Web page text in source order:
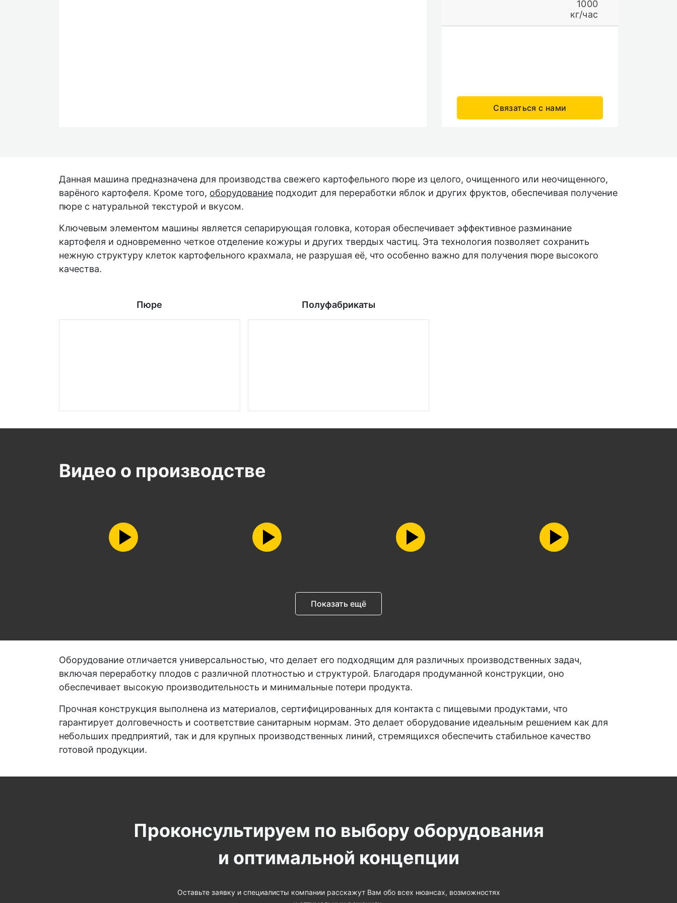
1000
кг/час
Связаться с нами
Данная машина предназначена для производства свежего картофельного пюре из целого, очищенного или неочищенного,
варёного картофеля. Кроме того, оборудование подходит для переработки яблок и других фруктов, обеспечивая получение
пюре с натуральной текстурой и вкусом.
Ключевым элементом машины является сепарирующая головка, которая обеспечивает эффективное разминание
картофеля и одновременно четкое отделение кожуры и других твердых частиц. Эта технология позволяет сохранить
нежную структуру клеток картофельного крахмала, не разрушая её, что особенно важно для получения пюре высокого
качества.
Пюре Полуфабрикаты
Видео о производстве
Показать ещё
Оборудование отличается универсальностью, что делает его подходящим для различных производственных задач,
включая переработку плодов с различной плотностью и структурой. Благодаря продуманной конструкции, оно
обеспечивает высокую производительность и минимальные потери продукта.
Прочная конструкция выполнена из материалов, сертифицированных для контакта с пищевыми продуктами, что
гарантирует долговечность и соответствие санитарным нормам. Это делает оборудование идеальным решением как для
небольших предприятий, так и для крупных производственных линий, стремящихся обеспечить стабильное качество
готовой продукции.
Проконсультируем по выбору оборудования
и оптимальной концепции
Оставьте заявку и специалисты компании расскажут Вам обо всех нюансах, возможностях